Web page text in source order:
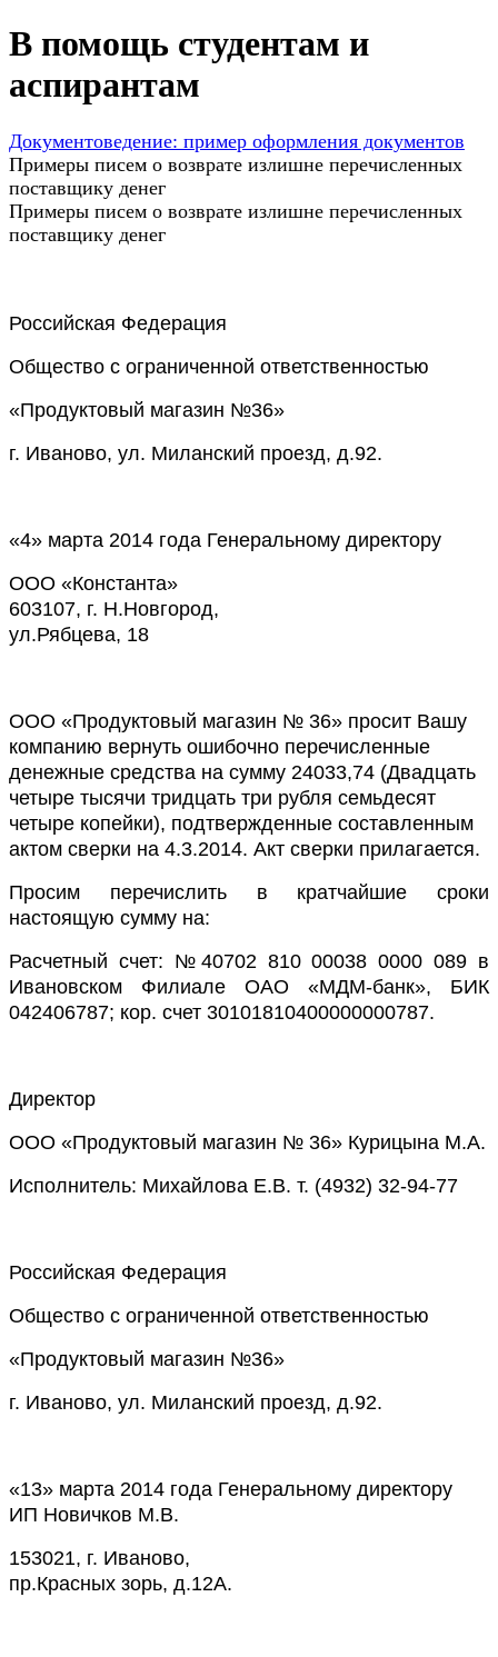
В помощь студентам и
аспирантам
Документоведение: пример оформления документов
Примеры писем о возврате излишне перечисленных
поставщику денег
Примеры писем о возврате излишне перечисленных
поставщику денег
Российская Федерация
Общество с ограниченной ответственностью
«Продуктовый магазин №36»
г. Иваново, ул. Миланский проезд, д.92.
«4» марта 2014 года Генеральному директору
ООО «Константа»
603107, г. Н.Новгород,
ул.Рябцева, 18
ООО «Продуктовый магазин № 36» просит Вашу
компанию вернуть ошибочно перечисленные
денежные средства на сумму 24033,74 (Двадцать
четыре тысячи тридцать три рубля семьдесят
четыре копейки), подтвержденные составленным
актом сверки на 4.3.2014. Акт сверки прилагается.
Просим перечислить в кратчайшие сроки
настоящую сумму на:
Расчетный счет: №40702 810 00038 0000 089 в
Ивановском Филиале ОАО «МДМ-банк», БИК
042406787; кор. счет 30101810400000000787.
Директор
ООО «Продуктовый магазин № 36» Курицына М.А.
Исполнитель: Михайлова Е.В. т. (4932) 32-94-77
Российская Федерация
Общество с ограниченной ответственностью
«Продуктовый магазин №36»
г. Иваново, ул. Миланский проезд, д.92.
«13» марта 2014 года Генеральному директору
ИП Новичков М.В.
153021, г. Иваново,
пр.Красных зорь, д.12А.